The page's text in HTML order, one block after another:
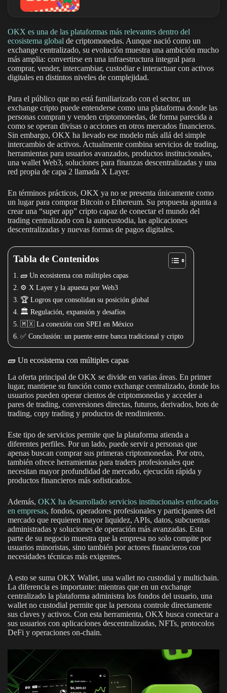
OKX es una de las plataformas más relevantes dentro del
ecosistema global de criptomonedas. Aunque nació como un
exchange centralizado, su evolución muestra una ambición mucho
más amplia: convertirse en una infraestructura integral para
comprar, vender, intercambiar, custodiar e interactuar con activos
digitales en distintos niveles de complejidad.
Para el público que no está familiarizado con el sector, un
exchange cripto puede entenderse como una plataforma donde las
personas compran y venden criptomonedas, de forma parecida a
como se operan divisas o acciones en otros mercados financieros.
Sin embargo, OKX ha llevado ese modelo más allá del simple
intercambio de activos. Actualmente combina servicios de trading,
herramientas para usuarios avanzados, productos institucionales,
una wallet Web3, soluciones para finanzas descentralizadas y una
red propia de capa 2 llamada X Layer.
En términos prácticos, OKX ya no se presenta únicamente como
un lugar para comprar Bitcoin o Ethereum. Su propuesta apunta a
crear una “super app” cripto capaz de conectar el mundo del
trading centralizado con la autocustodia, las aplicaciones
descentralizadas y nuevas formas de pagos digitales.
Tabla de Contenidos
🧱 Un ecosistema con múltiples capas
⚙️ X Layer y la apuesta por Web3
🏆 Logros que consolidan su posición global
🏛️ Regulación, expansión y desafíos
🇲🇽 La conexión con SPEI en México
✅ Conclusión: un puente entre banca tradicional y cripto
🧱 Un ecosistema con múltiples capas
La oferta principal de OKX se divide en varias áreas. En primer
lugar, mantiene su función como exchange centralizado, donde los
usuarios pueden operar cientos de criptomonedas y acceder a
pares de trading, conversiones directas, futuros, derivados, bots de
trading, copy trading y productos de rendimiento.
Este tipo de servicios permite que la plataforma atienda a
diferentes perfiles. Por un lado, puede servir a personas que
apenas buscan comprar sus primeras criptomonedas. Por otro,
también ofrece herramientas para traders profesionales que
necesitan mayor profundidad de mercado, ejecución rápida y
productos financieros más sofisticados.
Además, OKX ha desarrollado servicios institucionales enfocados
en empresas, fondos, operadores profesionales y participantes del
mercado que requieren mayor liquidez, APIs, datos, subcuentas
administradas y soluciones de operación más avanzadas. Esta
parte de su negocio muestra que la empresa no solo compite por
usuarios minoristas, sino también por actores financieros con
necesidades técnicas más exigentes.
A esto se suma OKX Wallet, una wallet no custodial y multichain.
La diferencia es importante: mientras que en un exchange
centralizado la plataforma administra los fondos del usuario, una
wallet no custodial permite que la persona controle directamente
sus claves y activos. Con esta herramienta, OKX busca conectar a
sus usuarios con aplicaciones descentralizadas, NFTs, protocolos
DeFi y operaciones on-chain.